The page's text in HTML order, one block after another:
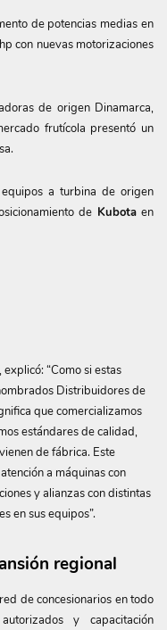
de potencias medias en
con nuevas motorizaciones
de origen Dinamarca,
frutícola presentó un
a turbina de origen
de Kubotaen
“Como si estas
Distribuidores de
que comercializamos
estándares de calidad,
de fábrica. Este
a máquinas con
y alianzas con distintas
en sus equipos”.
regional
de concesionarios en todo
y capacitación